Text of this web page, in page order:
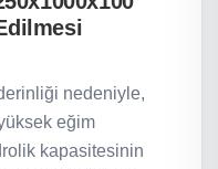
nedeniyle,
eğim
kapasitesinin